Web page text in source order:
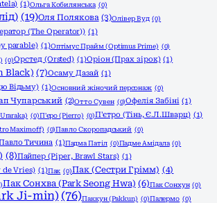
(1)Ольга Кобилянська (0)
(19)Оля Полякова (3)Олівер Вуд (0)
(The Operator)) (1)
parable) (1)Оптімус Прайм (Optimus Prime) (0)
(0)Орстед (Orsted) (1)Оріон (Прах зірок) (1)
Black) (7)Осаму Дазай (1)
Відьму) (1)Основний жіночий персонаж (0)
Чупарський (2)Отто Сувен (0)Офелія Забіні (1)
(0)П'єро (Pierro) (0)П'єтро (Тінь, Є.Л.Шварц) (1)
Maximoff) (0)Павло Скоропадський (0)
Тичина (1)Падма Патіл (0)Падме Амідала (0)
(8)Пайпер (Piper, Brawl Stars) (1)
de Vries) (1)Пак (0)Пак (Сестри Грімм) (4)
Пак Сонхва (Park Seong Hwa) (6)Пак Сонхун (0)
Ji-min) (76)Паккун (Pakkun) (0)Палермо (0)